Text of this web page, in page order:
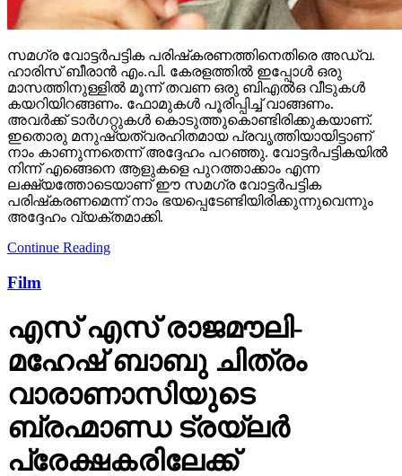
സമഗ്ര വോട്ടര്‍പട്ടിക പരിഷ്‌കരണത്തിനെതിരെ അഡ്വ.
ഹാരിസ് ബീരാന്‍ എം.പി. കേരളത്തില്‍ ഇപ്പോള്‍ ഒരു
മാസത്തിനുള്ളില്‍ മൂന്ന് തവണ ഒരു ബിഎല്‍ഒ വീടുകള്‍
കയറിയിറങ്ങണം. ഫോമുകള്‍ പൂരിപ്പിച്ച് വാങ്ങണം.
അവര്‍ക്ക് ടാര്‍ഗറ്റുകള്‍ കൊടുത്തുകൊണ്ടിരിക്കുകയാണ്.
ഇതൊരു മനുഷ്യത്വരഹിതമായ പ്രവൃത്തിയായിട്ടാണ്
നാം കാണുന്നതെന്ന് അദ്ദേഹം പറഞ്ഞു. വോട്ടര്‍പട്ടികയില്‍
നിന്ന് എങ്ങെനെ ആളുകളെ പുറത്താക്കാം എന്ന
ലക്ഷ്യത്തോടെയാണ് ഈ സമഗ്ര വോട്ടര്‍പട്ടിക
പരിഷ്‌കരണമെന്ന് നാം ഭയപ്പെടേണ്ടിയിരിക്കുന്നുവെന്നും
അദ്ദേഹം വ്യക്തമാക്കി.
Continue Reading
Film
എസ് എസ് രാജമൗലി-
മഹേഷ് ബാബു ചിത്രം
വാരാണാസിയുടെ
ബ്രഹ്മാണ്ഡ ട്രയ്ലർ
പ്രേക്ഷകരിലേക്ക്